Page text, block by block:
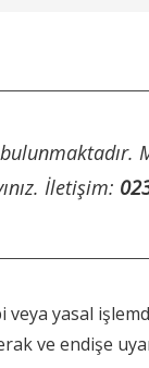
İletişim:
yasal
ve endişe